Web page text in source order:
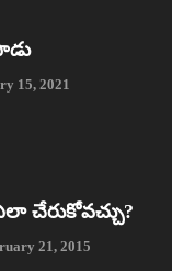
15, 2021
చేరుకోవచ్చు?
21, 2015